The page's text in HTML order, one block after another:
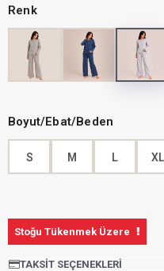
Renk
Boyut/Ebat/Beden
S M L XL
Stoğu Tükenmek Üzere
TAKSIT SEÇENEKLERI